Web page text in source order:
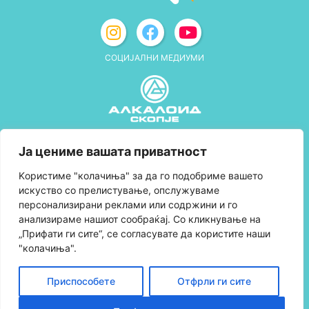
Ја цениме вашата приватност
Kористиме "колачиња" за да го подобриме вашето
искуство со прелистување, опслужуваме
персонализирани реклами или содржини и го
анализираме нашиот сообраќај. Со кликнување на
„Прифати ги сите“, се согласувате да користите наши
"колачиња".
Приспособете Отфрли ги сите
СОЦИЈАЛНИ МЕДИУМИ
Правила и услови за користење
Политика за колачиња
Правила за учество во програмата за
лојалност и политика за собирање поени
Контактирајте нè